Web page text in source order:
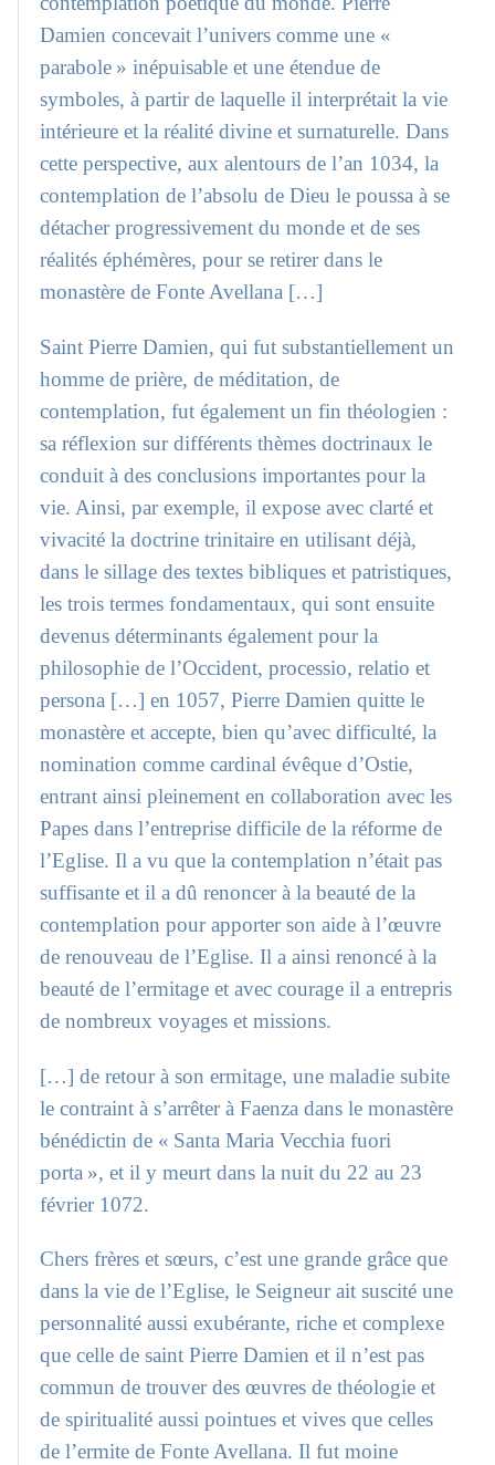
Damien concevait l’univers comme une «
parabole » inépuisable et une étendue de
symboles, à partir de laquelle il interprétait la vie
intérieure et la réalité divine et surnaturelle. Dans
cette perspective, aux alentours de l’an 1034, la
contemplation de l’absolu de Dieu le poussa à se
détacher progressivement du monde et de ses
réalités éphémères, pour se retirer dans le
monastère de Fonte Avellana […]
Saint Pierre Damien, qui fut substantiellement un
homme de prière, de méditation, de
contemplation, fut également un fin théologien :
sa réflexion sur différents thèmes doctrinaux le
conduit à des conclusions importantes pour la
vie. Ainsi, par exemple, il expose avec clarté et
vivacité la doctrine trinitaire en utilisant déjà,
dans le sillage des textes bibliques et patristiques,
les trois termes fondamentaux, qui sont ensuite
devenus déterminants également pour la
philosophie de l’Occident, processio, relatio et
persona […] en 1057, Pierre Damien quitte le
monastère et accepte, bien qu’avec difficulté, la
nomination comme cardinal évêque d’Ostie,
entrant ainsi pleinement en collaboration avec les
Papes dans l’entreprise difficile de la réforme de
l’Eglise. Il a vu que la contemplation n’était pas
suffisante et il a dû renoncer à la beauté de la
contemplation pour apporter son aide à l’œuvre
de renouveau de l’Eglise. Il a ainsi renoncé à la
beauté de l’ermitage et avec courage il a entrepris
de nombreux voyages et missions.
[…] de retour à son ermitage, une maladie subite
le contraint à s’arrêter à Faenza dans le monastère
bénédictin de « Santa Maria Vecchia fuori
porta », et il y meurt dans la nuit du 22 au 23
février 1072.
Chers frères et sœurs, c’est une grande grâce que
dans la vie de l’Eglise, le Seigneur ait suscité une
personnalité aussi exubérante, riche et complexe
que celle de saint Pierre Damien et il n’est pas
commun de trouver des œuvres de théologie et
de spiritualité aussi pointues et vives que celles
de l’ermite de Fonte Avellana. Il fut moine